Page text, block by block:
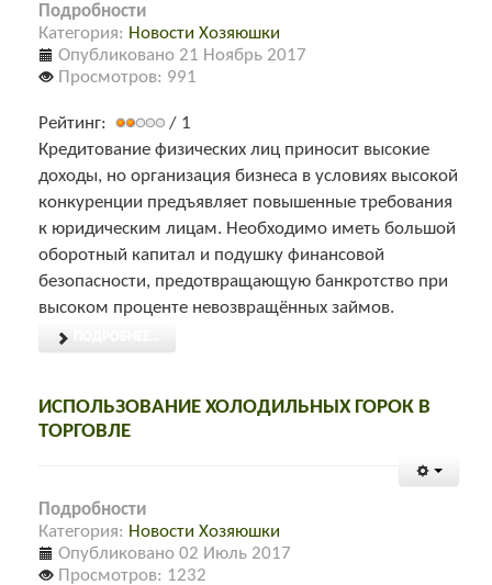
Подробности
Категория: Новости Хозяюшки
Опубликовано 21 Ноябрь 2017
Просмотров: 991
Рейтинг:
/ 1
Кредитование физических лиц приносит высокие
доходы, но организация бизнеса в условиях высокой
конкуренции предъявляет повышенные требования
к юридическим лицам. Необходимо иметь большой
оборотный капитал и подушку финансовой
безопасности, предотвращающую банкротство при
высоком проценте невозвращённых займов.
ИСПОЛЬЗОВАНИЕ ХОЛОДИЛЬНЫХ ГОРОК В
ТОРГОВЛЕ
Подробности
Категория: Новости Хозяюшки
Опубликовано 02 Июль 2017
Просмотров: 1232